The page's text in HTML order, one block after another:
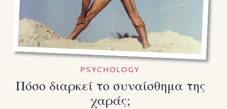
PSYCHOLOGY
Πόσο διαρκεί το συναίσθημα της
χαράς;